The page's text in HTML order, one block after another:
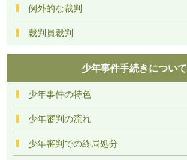
例外的な裁判
裁判員裁判
少年事件手続きについて
少年事件の特色
少年審判の流れ
少年審判での終局処分